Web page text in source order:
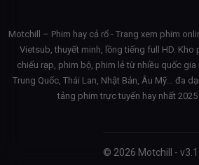
Motchill – Phim hay cả rổ - Trang xem phim
Vietsub, thuyết minh, lồng tiếng full HD. Kho
chiếu rạp, phim bộ, phim lẻ từ nhiều quốc gia
Trung Quốc, Thái Lan, Nhật Bản, Âu Mỹ… đa
tảng phim trực tuyến hay nhất
© 2026 Motchill -